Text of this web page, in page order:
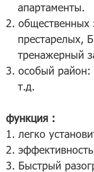
апартаменты.
2.
престарелых,
тренажерный
3. особый
т.д.
функция :
1. легко
2.
3. Быстрый